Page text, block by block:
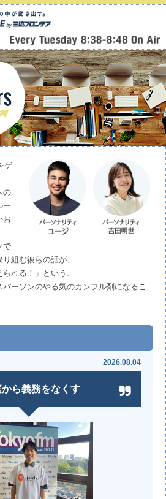
ゲ
の
ー
お
で
組む彼らの話が、
れる！」という、
ーソンのやる気のカンフル剤になるこ
2026.08.04
ら義務をなくす